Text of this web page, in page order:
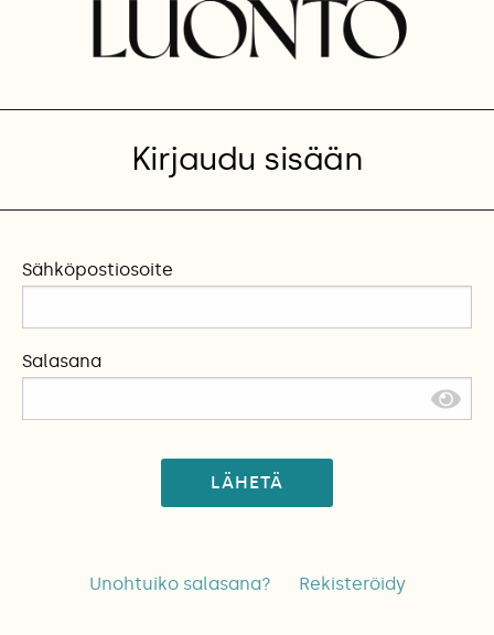
Kirjaudu sisään
Sähköpostiosoite
Salasana
LÄHETÄ
Unohtuiko salasana? Rekisteröidy